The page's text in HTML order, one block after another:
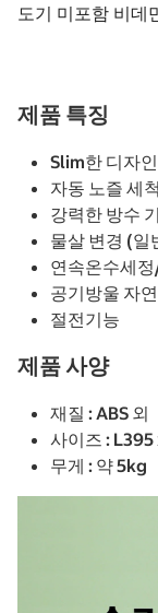
도기 미포함 비데
제품 특징
Slim한 디자인
자동 노즐 세
강력한 방수
물살 변경 (일
연속온수세
공기방울 자
절전기능
제품 사양
재질 : ABS 외
사이즈 :
무게 : 약 5kg